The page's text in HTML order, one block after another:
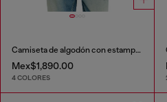
Camiseta de algodón con estampado Diesel Biscotto
Mex$1,890.00
4 COLORES